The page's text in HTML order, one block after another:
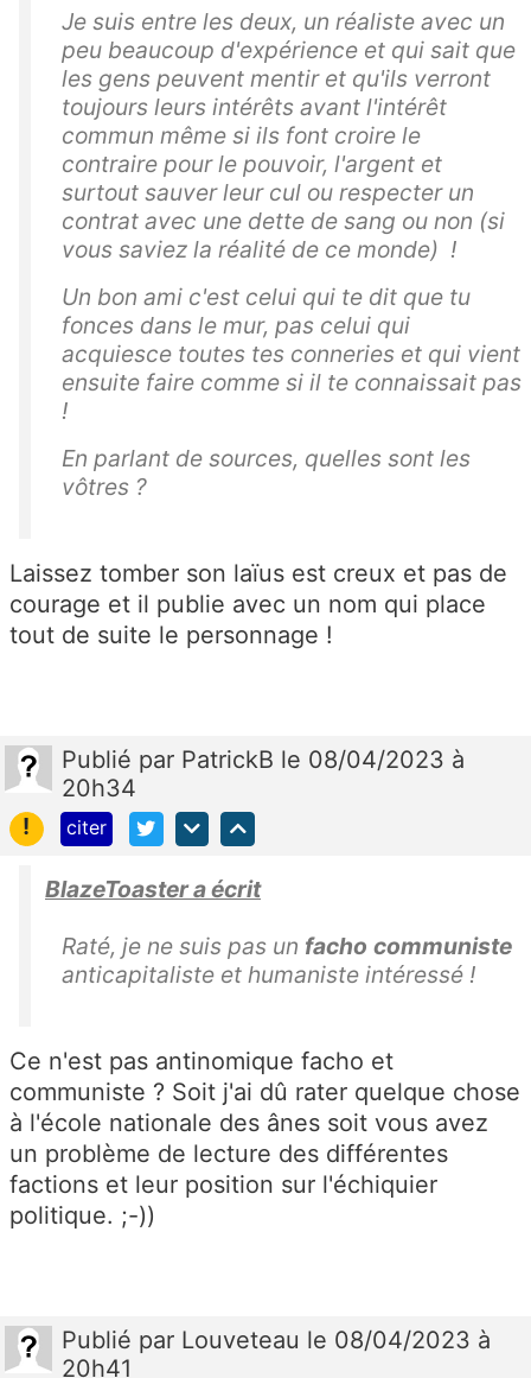
Je suis entre les deux, un réaliste avec un
peu beaucoup d'expérience et qui sait que
les gens peuvent mentir et qu'ils verront
toujours leurs intérêts avant l'intérêt
commun même si ils font croire le
contraire pour le pouvoir, l'argent et
surtout sauver leur cul ou respecter un
contrat avec une dette de sang ou non (si
vous saviez la réalité de ce monde) !
Un bon ami c'est celui qui te dit que tu
fonces dans le mur, pas celui qui
acquiesce toutes tes conneries et qui vient
ensuite faire comme si il te connaissait pas
!
En parlant de sources, quelles sont les
vôtres ?
Laissez tomber son laïus est creux et pas de
courage et il publie avec un nom qui place
tout de suite le personnage !
Publié par PatrickB le 08/04/2023 à
20h34
!
citer
BlazeToaster a écrit
Raté, je ne suis pas un facho communiste
anticapitaliste et humaniste intéressé !
Ce n'est pas antinomique facho et
communiste ? Soit j'ai dû rater quelque chose
à l'école nationale des ânes soit vous avez
un problème de lecture des différentes
factions et leur position sur l'échiquier
politique. ;-))
Publié par Louveteau le 08/04/2023 à
20h41